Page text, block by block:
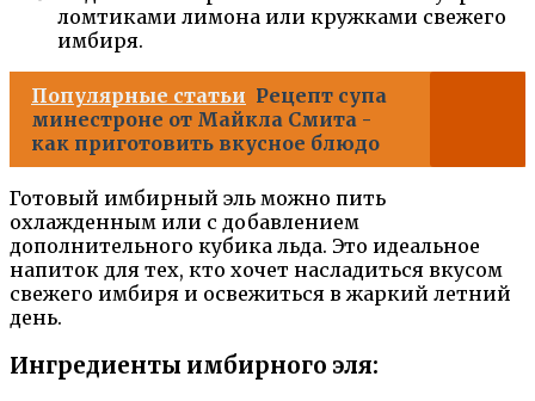
ломтиками лимона или кружками свежего
имбиря.
Популярные статьи Рецепт супа
минестроне от Майкла Смита -
как приготовить вкусное блюдо
Готовый имбирный эль можно пить
охлажденным или с добавлением
дополнительного кубика льда. Это идеальное
напиток для тех, кто хочет насладиться вкусом
свежего имбиря и освежиться в жаркий летний
день.
Ингредиенты имбирного эля: